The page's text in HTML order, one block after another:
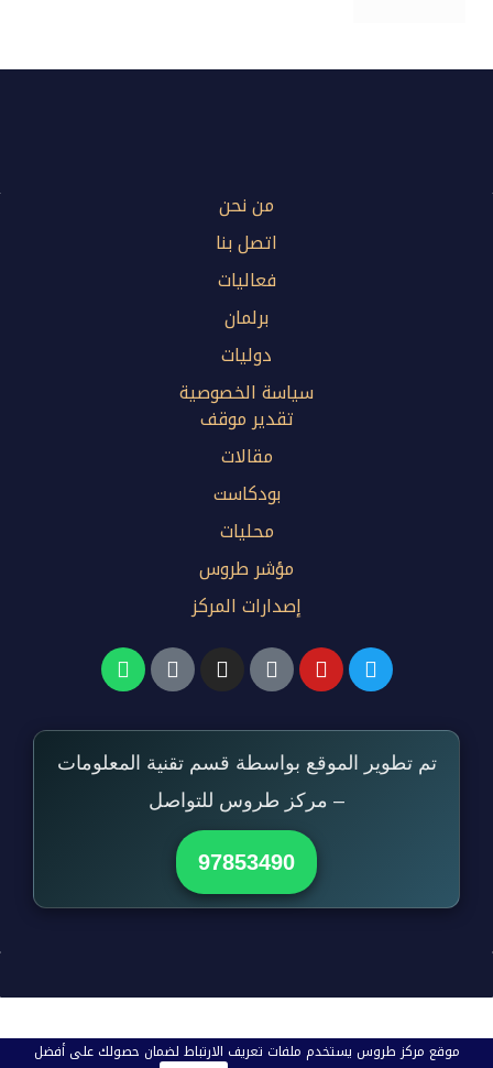
من نحن
اتصل بنا
فعاليات
برلمان
دوليات
سياسة الخصوصية
تقدير موقف
مقالات
بودكاست
محليات
مؤشر طروس
إصدارات المركز
تم تطوير الموقع بواسطة قسم تقنية المعلومات
– مركز طروس للتواصل
97853490
موقع مركز طروس يستخدم ملفات تعريف الارتباط لضمان حصولك على أفضل